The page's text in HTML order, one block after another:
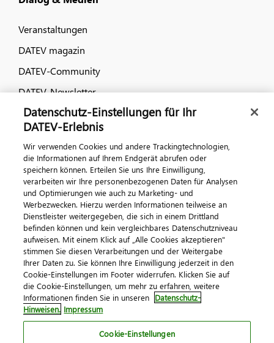
Veranstaltungen
DATEV magazin
DATEV-Community
DATEV-Newsletter
Kontaktieren Sie uns
© 2026 DATEV eG
ImpressumDatenschutzAGB Kontakt
Cookie-Einstellungen
Datenschutz-Einstellungen für Ihr
DATEV-Erlebnis
Wir verwenden Cookies und andere Trackingtechnologien,
die Informationen auf Ihrem Endgerät abrufen oder
speichern können. Erteilen Sie uns Ihre Einwilligung,
verarbeiten wir Ihre personenbezogenen Daten für Analysen
und Optimierungen wie auch zu Marketing- und
Werbezwecken. Hierzu werden Informationen teilweise an
Dienstleister weitergegeben, die sich in einem Drittland
befinden können und kein vergleichbares Datenschutzniveau
aufweisen. Mit einem Klick auf „Alle Cookies akzeptieren"
stimmen Sie diesen Verarbeitungen und der Weitergabe
Ihrer Daten zu. Sie können Ihre Einwilligung jederzeit in den
Cookie-Einstellungen im Footer widerrufen. Klicken Sie auf
die Cookie-Einstellungen, um mehr zu erfahren, weitere
Informationen finden Sie in unseren Datenschutz-
Hinweisen. Impressum
Cookie-Einstellungen